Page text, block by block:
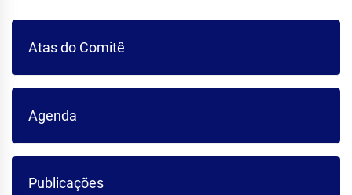
Atas do Comitê
Agenda
Publicações